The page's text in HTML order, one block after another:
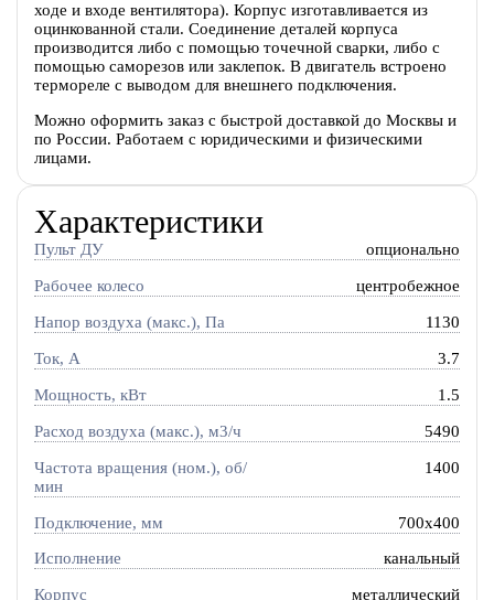
ходе и входе вентилятора). Корпус изготавливается из
оцинкованной стали. Соединение деталей корпуса
производится либо с помощью точечной сварки, либо с
помощью саморезов или заклепок. В двигатель встроено
термореле с выводом для внешнего подключения.
Можно оформить заказ с быстрой доставкой до Москвы и
по России. Работаем с юридическими и физическими
лицами.
Характеристики
Пульт ДУ опционально
Рабочее колесо центробежное
Напор воздуха (макс.), Па 1130
Ток, A 3.7
Мощность, кВт 1.5
Расход воздуха (макс.), м3/ч 5490
Частота вращения (ном.), об/
мин
1400
Подключение, мм 700x400
Исполнение канальный
Корпус металлический